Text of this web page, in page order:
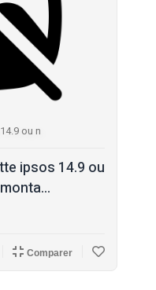
ou n
ipsos 14.9 ou
Comparer